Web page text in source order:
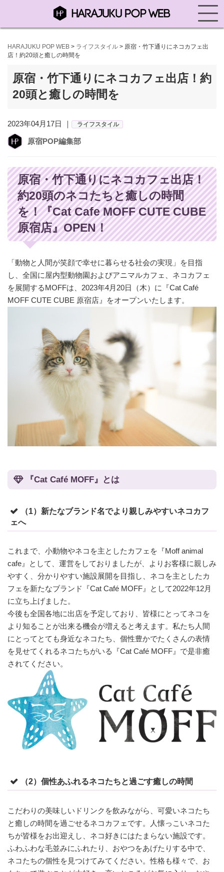
HARAJUKU POP WEB > ライフスタイル > 原宿・竹下通りにネコカフェ出
店！約20頭と癒しの時間を
原宿・竹下通りにネコカフェ出店！約
20頭と癒しの時間を
2023年04月17日 ｜ ライフスタイル
原宿POP編集部
原宿・竹下通りにネコカフェ出店！
約20頭のネコたちと癒しの時間
を！『Cat Cafe MOFF CUTE CUBE
原宿店』OPEN！
「動物と人間が笑顔で幸せに暮らせる社会の実現」を目指
し、全国に屋内型動物園およびアニマルカフェ、ネコカフェ
を展開するMOFFは、2023年4月20日（木）に『Cat Café
MOFF CUTE CUBE 原宿店』をオープンいたします。
『Cat Café MOFF』とは
（1）新たなブランド名でより親しみやすいネコカフ
ェへ
これまで、小動物やネコを主としたカフェを『Moff animal
cafe』として、運営をしておりましたが、よりお客様に親しみ
やすく、分かりやすい施設展開を目指し、ネコを主としたカ
フェを新たなブランド『Cat Café MOFF』として2022年12月
に立ち上げました。
今後も全国各地に出店を予定しており、皆様にとってネコを
より知ることが出来る機会が増えると考えます。私たち人間
にとってとても身近なネコたち、個性豊かでたくさんの表情
を見せてくれるネコたちがいる『Cat Café MOFF』で是非癒
されてください。
（2）個性あふれるネコたちと過ごす癒しの時間
こだわりの美味しいドリンクを飲みながら、可愛いネコたち
と癒しの時間を過ごせるネコカフェです。人懐っこいネコた
ちが皆様をお出迎えし、ネコ好きにはたまらない施設です。
ふわふわな毛並みにふれたり、おやつをあげたりする中で、
ネコたちの個性を見つけてみてください。性格も様々で、お